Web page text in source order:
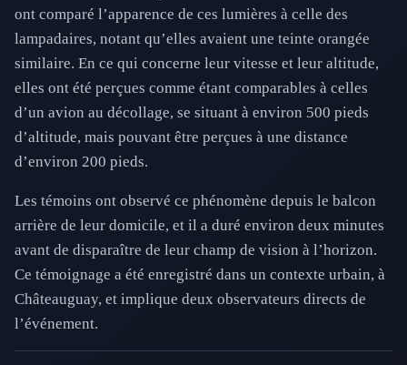
ont comparé l’apparence de ces lumières à celle des
lampadaires, notant qu’elles avaient une teinte orangée
similaire. En ce qui concerne leur vitesse et leur altitude,
elles ont été perçues comme étant comparables à celles
d’un avion au décollage, se situant à environ 500 pieds
d’altitude, mais pouvant être perçues à une distance
d’environ 200 pieds.
Les témoins ont observé ce phénomène depuis le balcon
arrière de leur domicile, et il a duré environ deux minutes
avant de disparaître de leur champ de vision à l’horizon.
Ce témoignage a été enregistré dans un contexte urbain, à
Châteauguay, et implique deux observateurs directs de
l’événement.